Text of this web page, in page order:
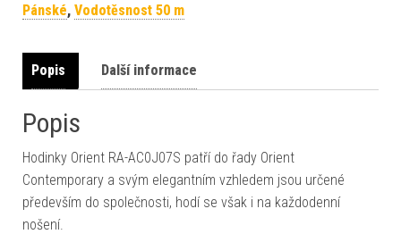
Pánské, Vodotěsnost 50 m
Popis Další informace
Popis
Hodinky Orient RA-AC0J07S patří do řady Orient
Contemporary a svým elegantním vzhledem jsou určené
především do společnosti, hodí se však i na každodenní
nošení.